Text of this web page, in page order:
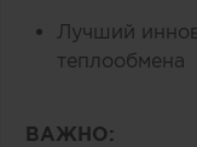
Лучший
теплообмена
ВАЖНО: